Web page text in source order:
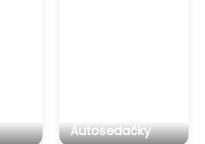
Autosedačky